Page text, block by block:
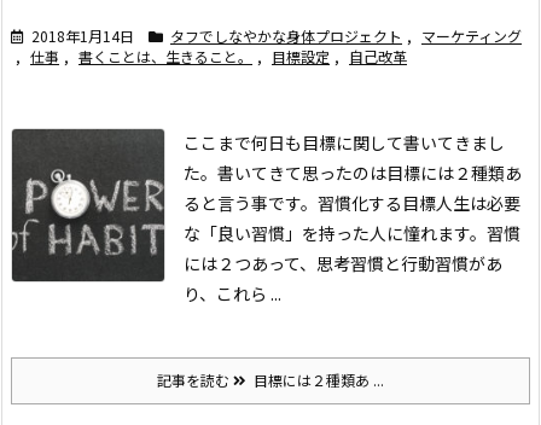
2018年1月14日 タフでしなやかな身体プロジェクト , マーケティング
, 仕事 , 書くことは、生きること。 , 目標設定 , 自己改革
ここまで何日も目標に関して書いてきまし
た。 書いてきて思ったのは目標には２種類あ
ると言う事です。 習慣化する目標人生は必要
な「良い習慣」を持った人に憧れます。習慣
には２つあって、思考習慣と行動習慣があ
り、これら ...
記事を読む 目標には２種類あ ...